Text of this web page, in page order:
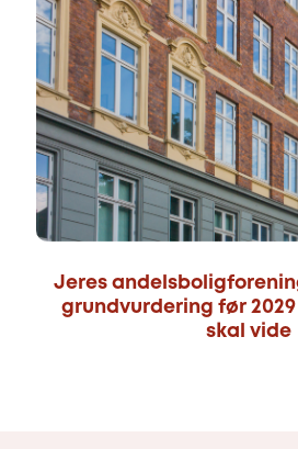
Jeres
grundvurdering før 2029
skal vide